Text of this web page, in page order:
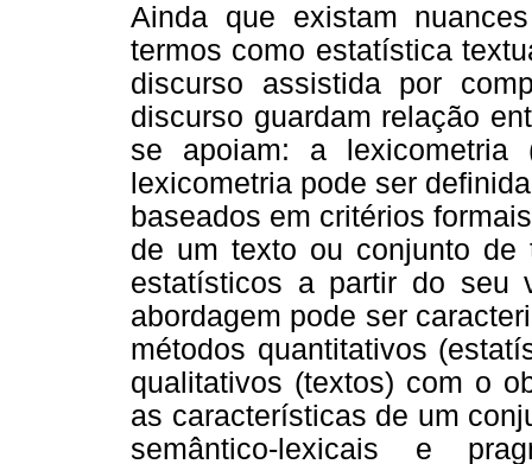
Ainda que existam
termos como estatística
discurso assistida por
discurso guardam relação
se apoiam: a
lexicometria pode ser
baseados em critérios
de um texto ou conjunto de
estatísticos a partir do seu
abordagem pode ser
métodos quantitativos
qualitativos (textos) com o
as características de um
semântico-lexicais e